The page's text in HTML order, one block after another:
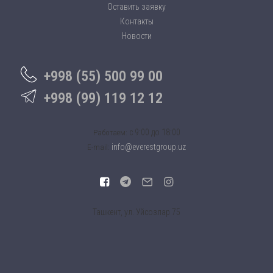
Оставить заявку
Контакты
Новости
+998 (55) 500 99 00
+998 (99) 119 12 12
Работаем: c 9:00 до 18:00
E-mail: info@everestgroup.uz
Ташкент, ул. Уйсозлар 75